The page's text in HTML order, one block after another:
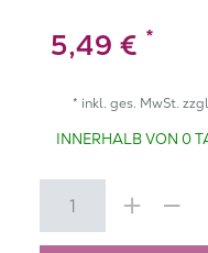
5,49 € *
* inkl. ges. MwSt.
INNERHALB VON 0